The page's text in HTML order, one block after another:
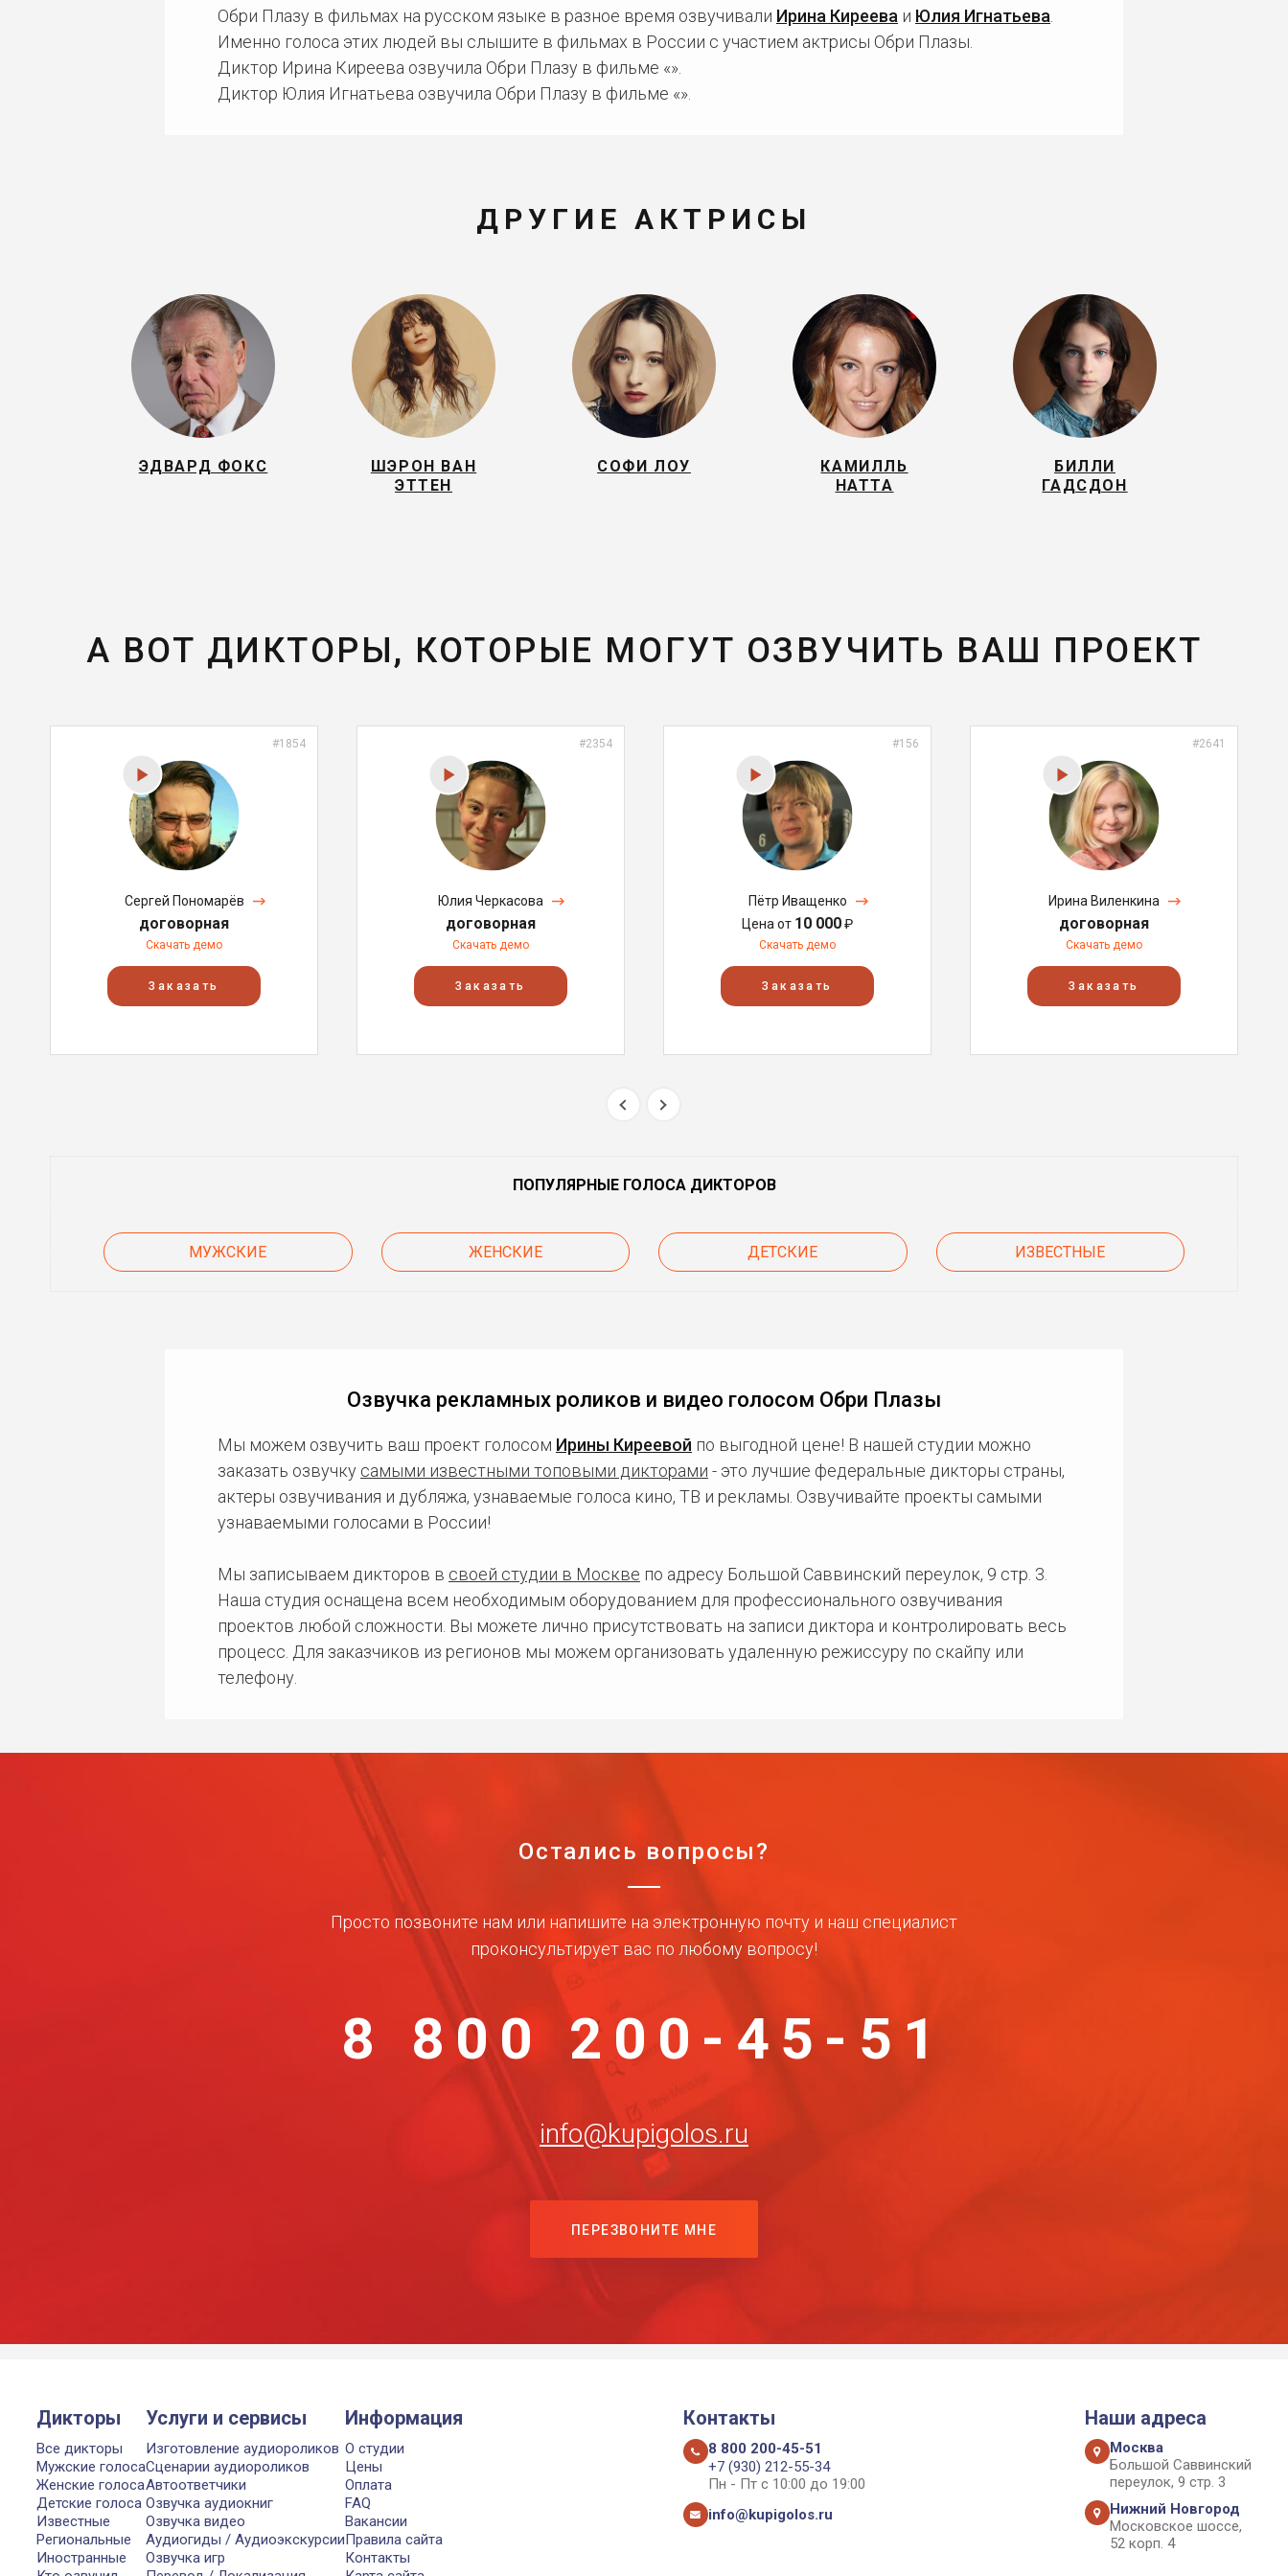
Обри Плазу в фильмах на русском языке в разное время озвучивали Ирина Киреева и Юлия Игнатьева
Именно голоса этих людей вы слышите в фильмах в России с участием актрисы Обри Плазы.
Диктор Ирина Киреева озвучила Обри Плазу в фильме «».
Диктор Юлия Игнатьева озвучила Обри Плазу в фильме «».
ДРУГИЕ АКТРИСЫ
ЭДВАРД ФОКС
ШЭРОН ВАН
ЭТТЕН
СОФИ ЛОУ
КАМИЛЛЬ
НАТТА
БИЛЛИ
ГАДСДОН
А ВОТ ДИКТОРЫ, КОТОРЫЕ МОГУТ ОЗВУЧИТЬ ВАШ ПРОЕКТ
#1854
Сергей Пономарёв
договорная
Скачать демо
Заказать
#2354
Юлия Черкасова
договорная
Скачать демо
Заказать
#156
Пётр Иващенко
Цена от 10 000₽
Скачать демо
Заказать
#2641
Ирина Виленкина
договорная
Скачать демо
Заказать
ПОПУЛЯРНЫЕ ГОЛОСА ДИКТОРОВ
МУЖСКИЕ ЖЕНСКИЕ ДЕТСКИЕ ИЗВЕСТНЫЕ
Озвучка рекламных роликов и видео голосом Обри Плазы
Мы можем озвучить ваш проект голосом Ирины Киреевой по выгодной цене! В нашей студии можно
заказать озвучку самыми известными топовыми дикторами - это лучшие федеральные дикторы страны,
актеры озвучивания и дубляжа, узнаваемые голоса кино, ТВ и рекламы. Озвучивайте проекты самыми
узнаваемыми голосами в России!
Мы записываем дикторов в своей студии в Москве по адресу Большой Саввинский переулок, 9 стр. 3.
Наша студия оснащена всем необходимым оборудованием для профессионального озвучивания
проектов любой сложности. Вы можете лично присутствовать на записи диктора и контролировать весь
процесс. Для заказчиков из регионов мы можем организовать удаленную режиссуру по скайпу или
телефону.
Остались вопросы?
Просто позвоните нам или напишите на электронную почту и наш специалист
проконсультирует вас по любому вопросу!
8 800 200-45-51
info@kupigolos.ru
ПЕРЕЗВОНИТЕ МНЕ
Дикторы
Все дикторы
Мужские голоса
Женские голоса
Детские голоса
Известные
Региональные
Иностранные
Услуги и сервисы
Изготовление аудиороликов
Сценарии аудиороликов
Автоответчики
Озвучка аудиокниг
Озвучка видео
Аудиогиды / Аудиоэкскурсии
Озвучка игр
Информация
О студии
Цены
Оплата
FAQ
Вакансии
Правила сайта
Контакты
Контакты
8 800 200-45-51
+7 (930) 212-55-34
Пн - Пт с 10:00 до 19:00
info@kupigolos.ru
Наши адреса
Москва
Большой Саввинский
переулок, 9 стр. 3
Нижний Новгород
Московское шоссе,
52 корп. 4